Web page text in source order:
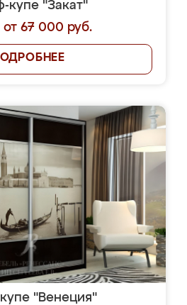
купе "Закат"
от 67 000 руб.
"Венеция"